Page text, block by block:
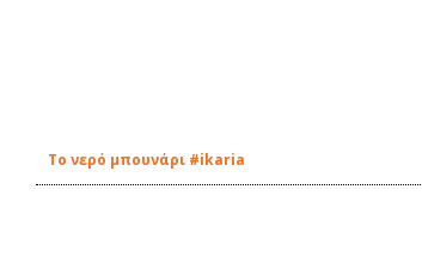
Tο νερό μπουνάρι #ikaria